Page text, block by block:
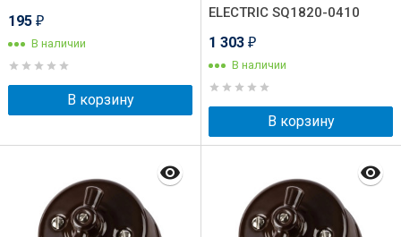
195 ₽
В наличии
В корзину
ELECTRIC SQ1820-0410
1 303 ₽
В наличии
В корзину